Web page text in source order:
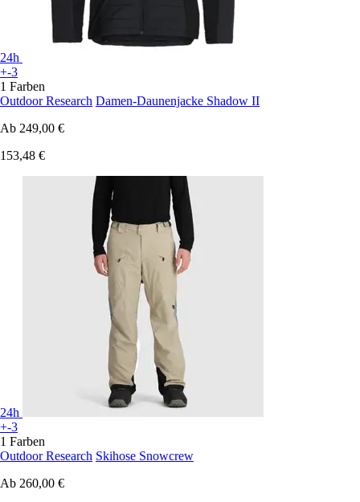
24h
+-3
1 Farben
Outdoor Research Damen-Daunenjacke Shadow II
Ab 249,00 €
153,48 €
24h
+-3
1 Farben
Outdoor Research Skihose Snowcrew
Ab 260,00 €